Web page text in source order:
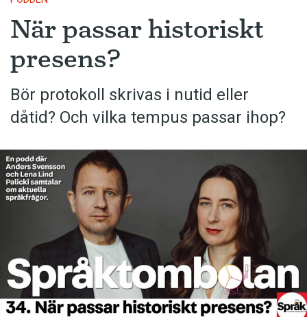
När passar historiskt
presens?
Bör protokoll skrivas i nutid eller
dåtid? Och vilka tempus passar ihop?